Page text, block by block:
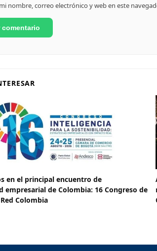
nombre, correo electrónico y web en este
en el principal encuentro de
empresarial de Colombia: 16 Congreso de
Colombia